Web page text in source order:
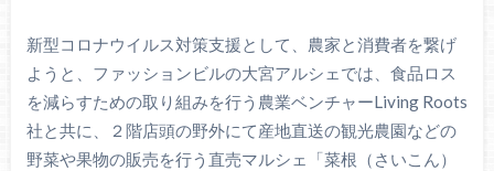
新型コロナウイルス対策支援として、農家と消費者を繋げ
ようと、ファッションビルの大宮アルシェでは、食品ロス
を減らすための取り組みを行う農業ベンチャーLiving Roots
社と共に、２階店頭の野外にて産地直送の観光農園などの
野菜や果物の販売を行う直売マルシェ「菜根（さいこん）